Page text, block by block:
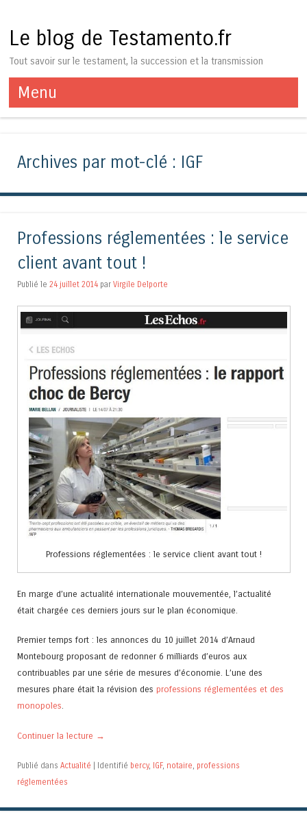
Le blog de Testamento.fr
Tout savoir sur le testament, la succession et la transmission
Menu
Aller au contenu
Archives par mot-clé : IGF
Professions réglementées : le service
client avant tout !
Publié le 24 juillet 2014 par Virgile Delporte
Professions réglementées : le service client avant tout !
En marge d’une actualité internationale mouvementée, l’actualité
était chargée ces derniers jours sur le plan économique.
Premier temps fort : les annonces du 10 juillet 2014 d’Arnaud
Montebourg proposant de redonner 6 milliards d’euros aux
contribuables par une série de mesures d’économie. L’une des
mesures phare était la révision des professions réglementées et des
monopoles.
Continuer la lecture →
Publié dans Actualité | Identifié bercy, IGF, notaire professions
réglementées